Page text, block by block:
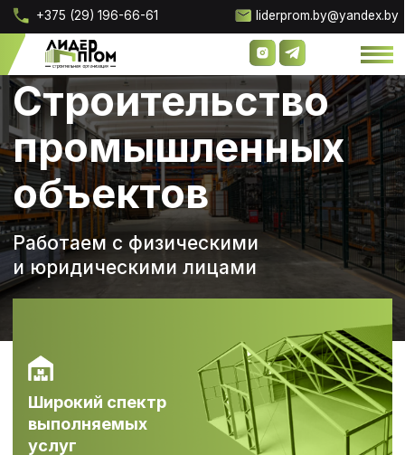
О компании
О компании
Проектирование
Проектирование
+375 (29) 196-66-61 liderprom.by@yandex.by
Работаем с физическими
и юридическими лицами
Строительство
промышленных
объектов
Широкий спектр
выполняемых
Мы работаем по всей территории
Рассчитать стоимость
индивидуального проекта